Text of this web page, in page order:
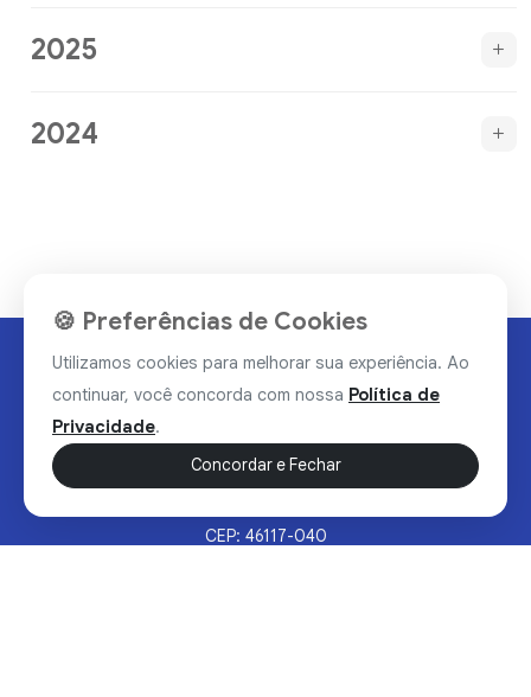
2025
2024
CEP: 46117-040
🍪 Preferências de Cookies
Utilizamos cookies para melhorar sua experiência. Ao
continuar, você concorda com nossa Política de
Privacidade.
Concordar e Fechar